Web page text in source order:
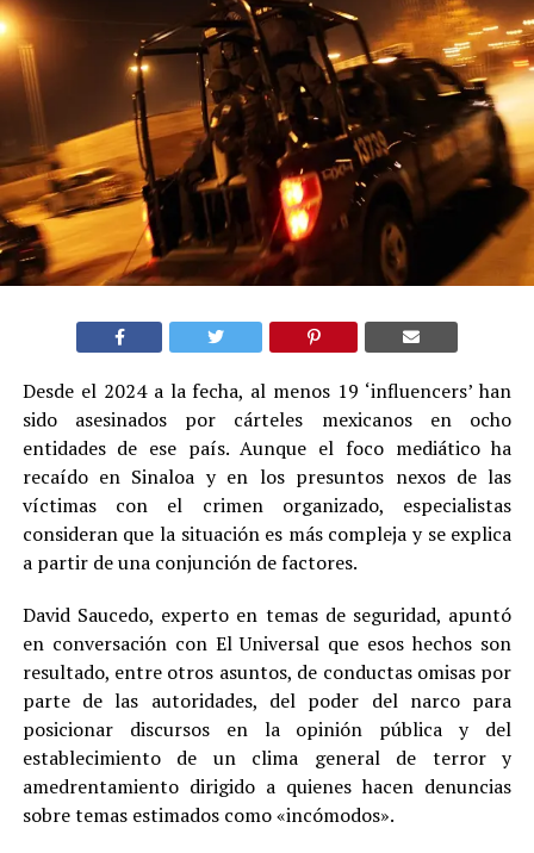
Desde el 2024 a la fecha, al menos 19 ‘influencers’ han
sido asesinados por cárteles mexicanos en ocho
entidades de ese país. Aunque el foco mediático ha
recaído en Sinaloa y en los presuntos nexos de las
víctimas con el crimen organizado, especialistas
consideran que la situación es más compleja y se explica
a partir de una conjunción de factores.
David Saucedo, experto en temas de seguridad, apuntó
en conversación con El Universal que esos hechos son
resultado, entre otros asuntos, de conductas omisas por
parte de las autoridades, del poder del narco para
posicionar discursos en la opinión pública y del
establecimiento de un clima general de terror y
amedrentamiento dirigido a quienes hacen denuncias
sobre temas estimados como «incómodos».